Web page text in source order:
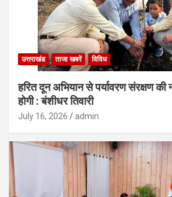
उत्तराखंड ताजा खबरें विविध
हरित दून अभियान से पर्यावरण संरक्षण
होगी : बंशीधर तिवारी
July 16, 2026 admin